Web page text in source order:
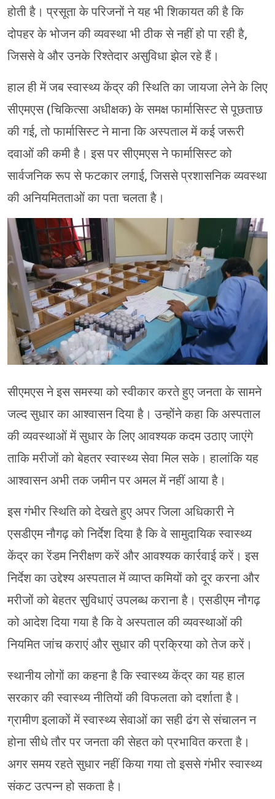
होती है। प्रसूता के परिजनों ने यह भी शिकायत की है कि
दोपहर के भोजन की व्यवस्था भी ठीक से नहीं हो पा रही है,
जिससे वे और उनके रिश्तेदार असुविधा झेल रहे हैं।
हाल ही में जब स्वास्थ्य केंद्र की स्थिति का जायजा लेने के लिए
सीएमएस (चिकित्सा अधीक्षक) के समक्ष फार्मासिस्ट से पूछताछ
की गई, तो फार्मासिस्ट ने माना कि अस्पताल में कई जरूरी
दवाओं की कमी है। इस पर सीएमएस ने फार्मासिस्ट को
सार्वजनिक रूप से फटकार लगाई, जिससे प्रशासनिक व्यवस्था
की अनियमितताओं का पता चलता है।
सीएमएस ने इस समस्या को स्वीकार करते हुए जनता के सामने
जल्द सुधार का आश्वासन दिया है। उन्होंने कहा कि अस्पताल
की व्यवस्थाओं में सुधार के लिए आवश्यक कदम उठाए जाएंगे
ताकि मरीजों को बेहतर स्वास्थ्य सेवा मिल सके। हालांकि यह
आश्वासन अभी तक जमीन पर अमल में नहीं आया है।
इस गंभीर स्थिति को देखते हुए अपर जिला अधिकारी ने
एसडीएम नौगढ़ को निर्देश दिया है कि वे सामुदायिक स्वास्थ्य
केंद्र का रेंडम निरीक्षण करें और आवश्यक कार्रवाई करें। इस
निर्देश का उद्देश्य अस्पताल में व्याप्त कमियों को दूर करना और
मरीजों को बेहतर सुविधाएं उपलब्ध कराना है। एसडीएम नौगढ़
को आदेश दिया गया है कि वे अस्पताल की व्यवस्थाओं की
नियमित जांच कराएं और सुधार की प्रक्रिया को तेज करें।
स्थानीय लोगों का कहना है कि स्वास्थ्य केंद्र का यह हाल
सरकार की स्वास्थ्य नीतियों की विफलता को दर्शाता है।
ग्रामीण इलाकों में स्वास्थ्य सेवाओं का सही ढंग से संचालन न
होना सीधे तौर पर जनता की सेहत को प्रभावित करता है।
अगर समय रहते सुधार नहीं किया गया तो इससे गंभीर स्वास्थ्य
संकट उत्पन्न हो सकता है।